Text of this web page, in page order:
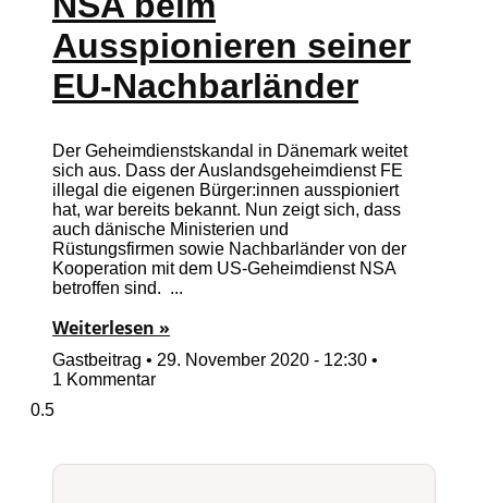
Ausspionieren seiner
EU-Nachbarländer
Der Geheimdienstskandal in Dänemark weitet
sich aus. Dass der Auslandsgeheimdienst FE
illegal die eigenen Bürger:innen ausspioniert
hat, war bereits bekannt. Nun zeigt sich, dass
auch dänische Ministerien und
Rüstungsfirmen sowie Nachbarländer von der
Kooperation mit dem US-Geheimdienst NSA
betroffen sind.
Weiterlesen »
Gastbeitrag
29. November 2020 - 12:30
1 Kommentar